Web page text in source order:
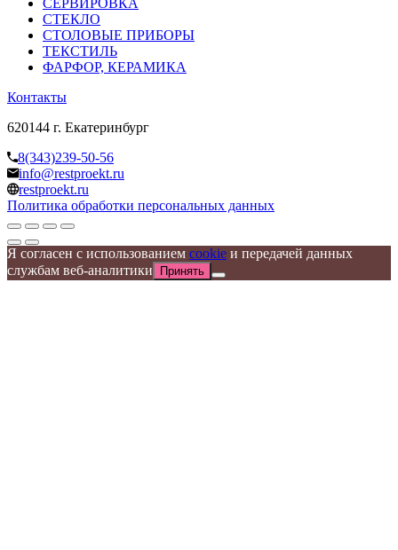
СТЕКЛО
СТОЛОВЫЕ ПРИБОРЫ
ТЕКСТИЛЬ
ФАРФОР, КЕРАМИКА
Контакты
620144 г. Екатеринбург
8(343)239-50-56
info@restproekt.ru
restproekt.ru
Политика обработки персональных данных
Я согласен с использованием cookie и передачей данных
службам веб-аналитики
Принять